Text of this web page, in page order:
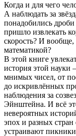
Когда и для чего
А наблюдать за
понадобились
пришло извлекать
скорость? И вообще,
математикой?
В этой книге
история этой науки
мнимых чисел, от
до искривлённых
наблюдения за
Эйнштейна. И всё
невероятных
эпох и разных
устраивают